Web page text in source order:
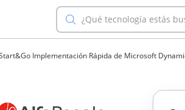
¿Qué tecnología estás
Implementación Rápida de Microsoft